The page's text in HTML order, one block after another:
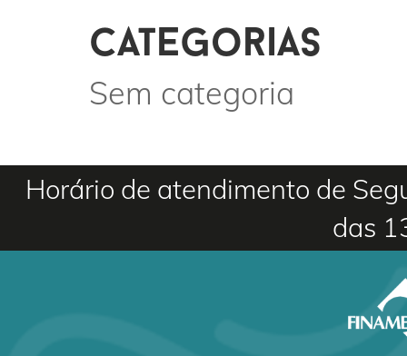
categorias
Sem categoria
Horário de atendimento de
das